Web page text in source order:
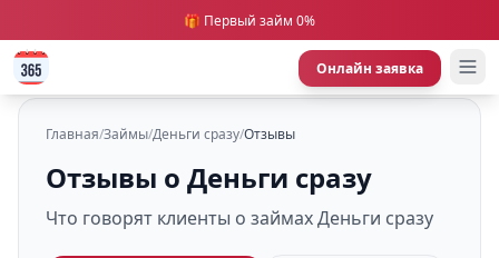
🎁 Первый займ 0%
Онлайн заявка
Главная/Займы/Деньги сразу/Отзывы
Отзывы о Деньги сразу
Что говорят клиенты о займах Деньги сразу